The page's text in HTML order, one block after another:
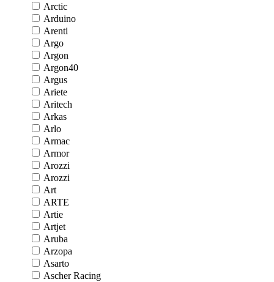
Arctic
Arduino
Arenti
Argo
Argon
Argon40
Argus
Ariete
Aritech
Arkas
Arlo
Armac
Armor
Arozzi
Arozzi
Art
ARTE
Artie
Artjet
Aruba
Arzopa
Asarto
Ascher Racing